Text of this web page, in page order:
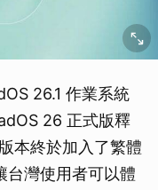
26.1 作業系統
26 正式版釋
本終於加入了繁體
灣使用者可以體